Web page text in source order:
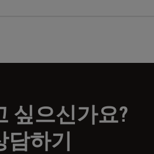
싶으신가요?
담하기